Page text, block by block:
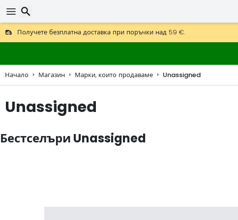
Получете безплатна доставка при поръчки над 59 €.
Предлага се и DHL Express за една нощ.
Начало Магазин Марки, които продаваме Unassigned
Unassigned
Бестселъри Unassigned